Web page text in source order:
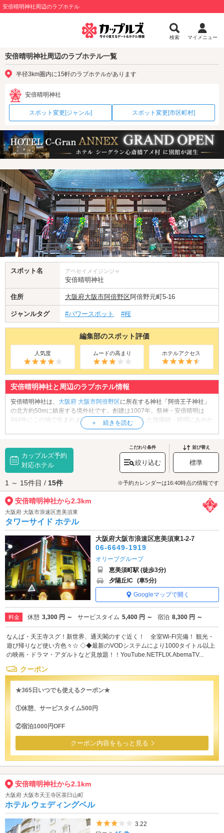
安倍晴明神社周辺のラブホテル
検索 マイメニュー
安倍晴明神社周辺のラブホテル一覧
半径3km圏内に15軒のラブホテルがあります
安倍晴明神社
スポット変更[ジャンル] スポット変更[市区町村]
スポット名 アベセイメイジンジャ
安倍晴明神社
住所 大阪府大阪市阿倍野区阿倍野元町5-16
ジャンルタグ #パワースポット #桜
編集部のスポット評価
人気度 ムードの高まり ホテルアクセス
安倍晴明神社と周辺のラブホテル情報
安倍晴明神社は、 大阪府 大阪市阿倍野区に所在する神社「阿倍王子神社」
の北方約50mに鎮座する境外社です。創建は1007年。祭神・安倍晴明は
944年にこの地で生まれました。平安時代に活躍した陰陽師・晴明にあやか
り、魔除け・厄除けのご利益のあるパワースポットとして知られていま
いう伝承が残っています。そのため、境内にそびえる「安倍晴明像」には
白い狐が寄り添っています。その他、晴明が天文を見てあらゆることを占
ったことにちなんで、「占い相談コーナー」が設けられているのもユニー
クです。神社に手を合わせたらさっそく境内を散策してみましょう。
安倍晴明神社へは、
天王寺・阿倍野エリアのラブホテルからもアクセスが
便利です。
カップルズ予約
対応ホテル
こだわり条件
絞り込む
並び替え
標準
1 ～ 15件目 / 15件 ※予約カレンダーは16:40時点の情報です
安倍晴明神社から2.3km
大阪府 大阪市浪速区恵美須東
タワーサイド ホテル
大阪府大阪市浪速区恵美須東1-2-7
06-6649-1919
オリーブグループ
恵美須町駅 (徒歩3分)
夕陽丘IC (車5分)
Googleマップで開く
料金 休憩 3,300 円 ～ サービスタイム 5,400 円 ～ 宿泊 8,300 円 ～
なんば・天王寺スグ！新世界、通天閣のすぐ近く！ 全室Wi-Fi完備！ 観光・
遊び帰りなど使い方色々☆ ◇◆最新のVODシステムにより1000タイトル以上
の映画・ドラマ・アダルトなど見放題！！YouTube.NETFLIX.AbemaTV...
クーポン
★365日いつでも使えるクーポン★
①休憩、サービスタイム500円
②宿泊1000円OFF
クーポン内容をもっと見る
安倍晴明神社から2.1km
大阪府 大阪市天王寺区茶臼山町
ホテル ウェディングベル
5つ星のうち3
3.22